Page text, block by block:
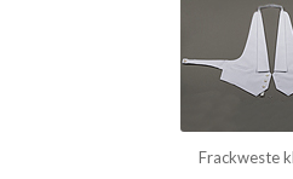
Frackweste